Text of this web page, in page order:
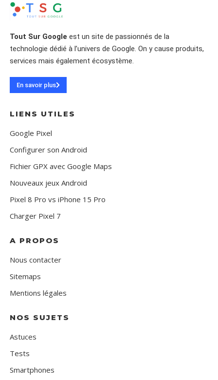
Tout Sur Google est un site de passionnés de la
technologie dédié à l’univers de Google. On y cause produits,
services mais également écosystème.
En savoir plus
LIENS UTILES
Google Pixel
Configurer son Android
Fichier GPX avec Google Maps
Nouveaux jeux Android
Pixel 8 Pro vs iPhone 15 Pro
Charger Pixel 7
A PROPOS
Nous contacter
Sitemaps
Mentions légales
NOS SUJETS
Astuces
Tests
Smartphones